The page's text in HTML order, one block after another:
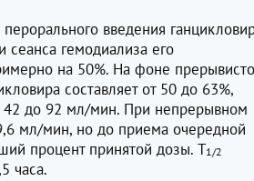
введения
сеанса гемодиализа его
на 50%. На фоне
составляет от 50 до 63%,
42 до 92 мл/мин. При непрерывном
мл/мин, но до приема очередной
процент принятой дозы. T1/2
часа.